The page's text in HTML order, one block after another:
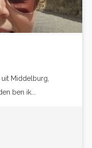
Middelburg,
ben ik...